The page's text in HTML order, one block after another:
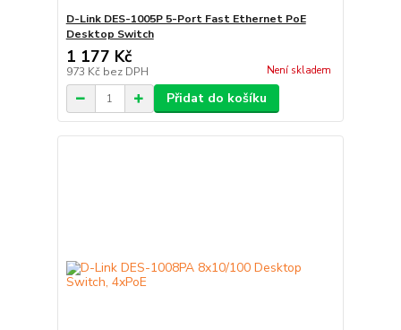
D-Link DES-1005P 5-Port Fast Ethernet PoE
Desktop Switch
1 177 Kč
973 Kč bez DPH Není skladem
Přidat do košíku